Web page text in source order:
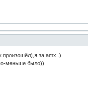
произошёл),я за amx..)
меньше было))